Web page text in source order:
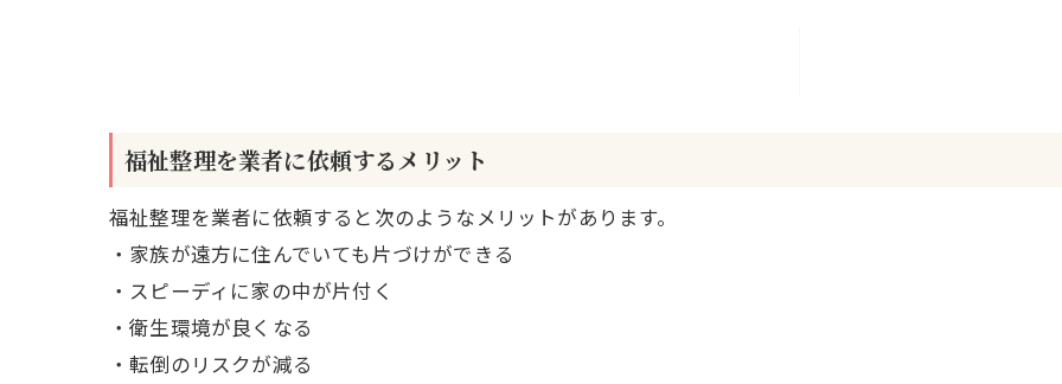
福祉整理を業者に依頼するメリット
福祉整理を業者に依頼すると次のようなメリットがあります。
・家族が遠方に住んでいても片づけができる
・スピーディに家の中が片付く
・衛生環境が良くなる
・転倒のリスクが減る